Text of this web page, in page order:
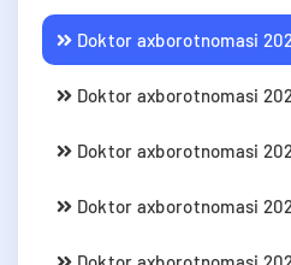
Doktor axborotnomasi
Doktor axborotnomasi
Doktor axborotnomasi
Doktor axborotnomasi